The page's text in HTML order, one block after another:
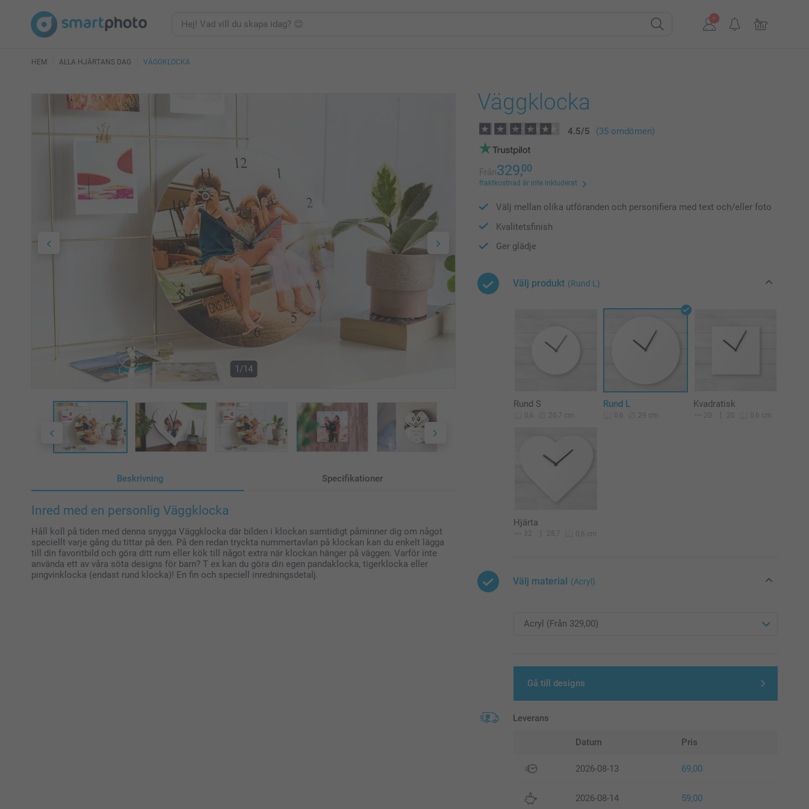
HEM ALLA HJÄRTANS DAG VÄGGKLOCKA
1/14
Beskrivning Specifikationer
Inred med en personlig Väggklocka
Håll koll på tiden med denna snygga Väggklocka där bilden i klockan samtidigt påminner dig om något
speciellt varje gång du tittar på den. På den redan tryckta nummertavlan på klockan kan du enkelt lägga
till din favoritbild och göra ditt rum eller kök till något extra när klockan hänger på väggen. Varför inte
använda ett av våra söta designs för barn? T ex kan du göra din egen pandaklocka, tigerklocka eller
pingvinklocka (endast rund klocka)! En fin och speciell inredningsdetalj.
Väggklocka
4.5/5 (35 omdömen)
Från329,00
fraktkostnad är inte inkluderat
Välj mellan olika utföranden och personifiera med text och/eller foto
Kvalitetsfinish
Ger glädje
Välj produkt (Rund L)
Rund S
0,6 20,7 cm
Rund L
0,6 29 cm
Kvadratisk
20 20 0,6 cm
Hjärta
32 28,7 0,6 cm
Välj material (Acryl)
Gå till designs
Leverans
Datum Pris
2026-08-13 69,00
2026-08-14 59,00